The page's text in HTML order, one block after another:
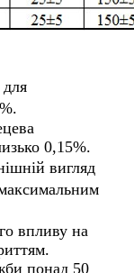
для
0,15%.
вигляд
впливу на
понад 50